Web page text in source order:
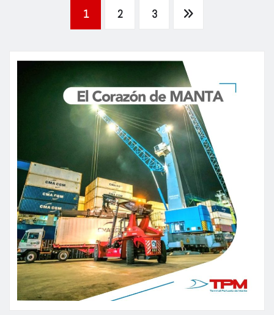
Paginación
de
entradas
1 2 3